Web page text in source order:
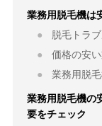
業務用脱毛機は
脱毛トラ
価格の安
業務用脱
業務用脱毛機の
要をチェック